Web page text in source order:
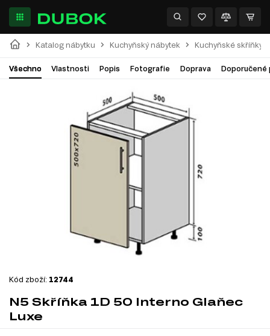
Katalog nábytku Kuchyňský nábytek Kuchyňské skříňky
Všechno Vlastnosti Popis Fotografie Doprava Doporučené
Kód zboží: 12744
N5 Skříňka 1D 50 Interno Glaňec
Luxe